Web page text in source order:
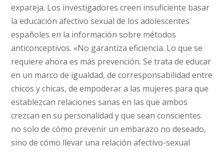
expareja. Los investigadores creen insuficiente basar
la educación afectivo sexual de los adolescentes
españoles en la información sobre métodos
anticonceptivos. «No garantiza eficiencia. Lo que se
requiere ahora es más prevención. Se trata de educar
en un marco de igualdad, de corresponsabilidad entre
chicos y chicas, de empoderar a las mujeres para que
establezcan relaciones sanas en las que ambos
crezcan en su personalidad y que sean conscientes
no solo de cómo prevenir un embarazo no deseado,
sino de cómo llevar una relación afectivo-sexual